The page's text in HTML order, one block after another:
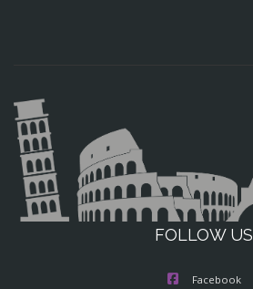
FOLLOW US
Facebook